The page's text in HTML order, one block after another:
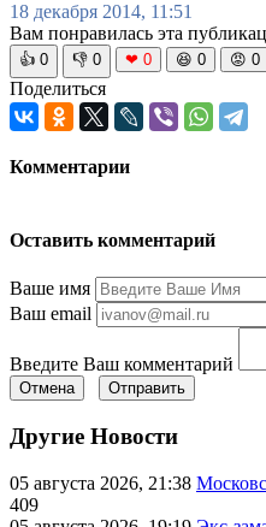
18 декабря 2014, 11:51
Вам понравилась эта
👍 0 👎 0 ❤ 0 😆 0 😡 0
Поделиться
Комментарии
Оставить комментарий
Ваше имя
Ваш email
Введите Ваш комментарий
Отмена Отправить
Другие Новости
05 августа 2026, 21:38
409